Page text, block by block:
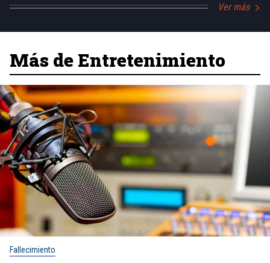
Ver más
Más de Entretenimiento
Fallecimiento